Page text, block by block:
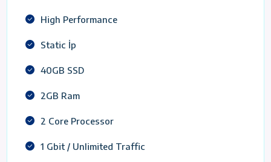
High Performance
Static İp
40GB SSD
2GB Ram
2 Core Processor
1 Gbit / Unlimited Traffic